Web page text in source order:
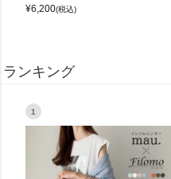
¥6,200(税込)
ランキング
1